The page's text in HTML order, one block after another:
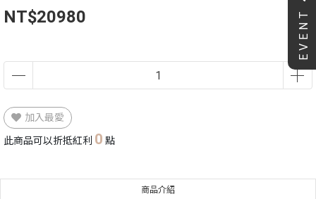
NT$20980
加入最愛
此商品可以折抵紅利 0 點
商品介紹
EVENT